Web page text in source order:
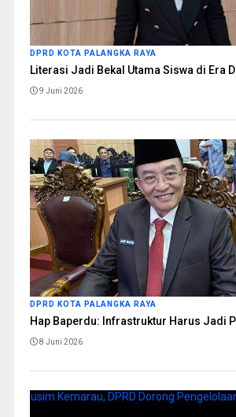
DPRD KOTA PALANGKA RAYA
Literasi Jadi Bekal Utama Siswa di Era
9 Juni 2026
DPRD KOTA PALANGKA RAYA
Hap Baperdu: Infrastruktur Harus Jadi
8 Juni 2026